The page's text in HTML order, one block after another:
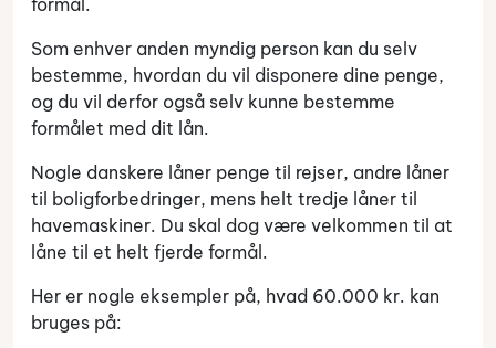
Som enhver anden myndig person kan du selv
bestemme, hvordan du vil disponere dine penge,
og du vil derfor også selv kunne bestemme
formålet med dit lån.
Nogle danskere låner penge til rejser, andre låner
til boligforbedringer, mens helt tredje låner til
havemaskiner. Du skal dog være velkommen til at
låne til et helt fjerde formål.
Her er nogle eksempler på, hvad 60.000 kr. kan
bruges på: